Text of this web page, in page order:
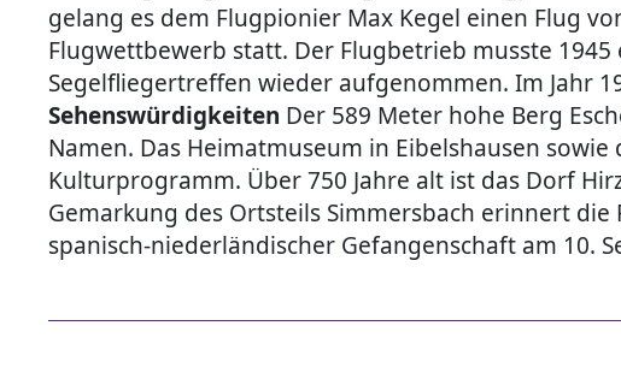
gelang es dem Flugpionier Max Kegel einen Flug
Flugwettbewerb statt. Der Flugbetrieb musste
Segelfliegertreffen wieder aufgenommen. Im Jahr
Sehenswürdigkeiten Der 589 Meter hohe Berg
Namen. Das Heimatmuseum in Eibelshausen
Kulturprogramm. Über 750 Jahre alt ist das Dorf
Gemarkung des Ortsteils Simmersbach erinnert
spanisch-niederländischer Gefangenschaft am 10.